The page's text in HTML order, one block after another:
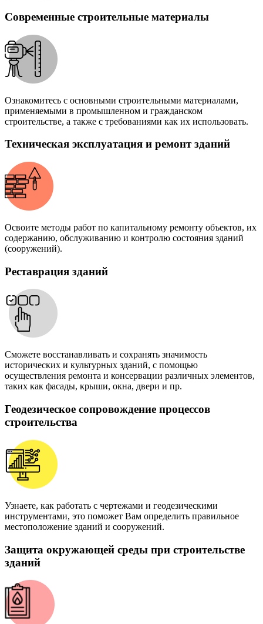
Современные строительные материалы
Ознакомитесь с основными строительными материалами,
применяемыми в промышленном и гражданском
строительстве, а также с требованиями как их использовать.
Техническая эксплуатация и ремонт зданий
Освоите методы работ по капитальному ремонту объектов, их
содержанию, обслуживанию и контролю состояния зданий
(сооружений).
Реставрация зданий
Сможете восстанавливать и сохранять значимость
исторических и культурных зданий, с помощью
осуществления ремонта и консервации различных элементов,
таких как фасады, крыши, окна, двери и пр.
Геодезическое сопровождение процессов
строительства
Узнаете, как работать с чертежами и геодезическими
инструментами, это поможет Вам определить правильное
местоположение зданий и сооружений.
Защита окружающей среды при строительстве
зданий